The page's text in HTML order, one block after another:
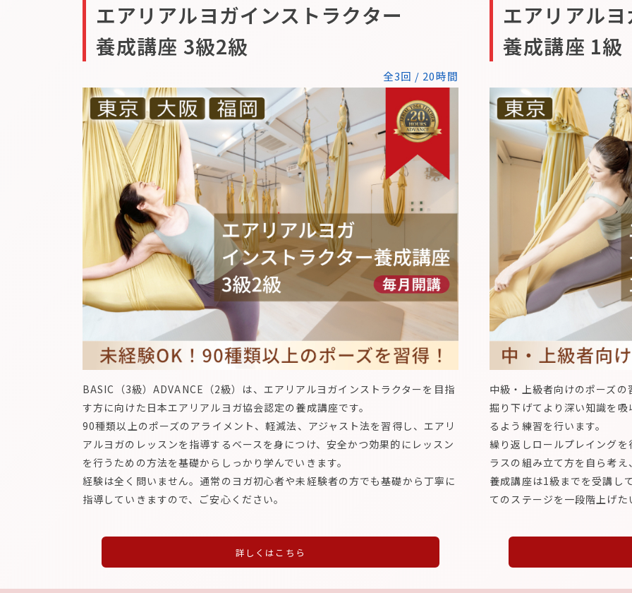
エアリアルヨガインストラクター
養成講座 3級2級
全3回 / 20時間
BASIC（3級）ADVANCE（2級）は、エアリアルヨガインストラクターを目指
す方に向けた日本エアリアルヨガ協会認定の養成講座です。
90種類以上のポーズのアライメント、軽減法、アジャスト法を習得し、エアリ
アルヨガのレッスンを指導するベースを身につけ、安全かつ効果的にレッスン
を行うための方法を基礎からしっかり学んでいきます。
経験は全く問いません。通常のヨガ初心者や未経験者の方でも基礎から丁寧に
指導していきますので、ご安心ください。
詳しくはこちら
エアリアル
養成講座 1級
中級・上級者向けのポーズ
掘り下げてより深い知識を
るよう練習を行います。
繰り返しロールプレイング
ラスの組み立て方を自ら考
養成講座は1級までを受講し
てのステージを一段階上げ